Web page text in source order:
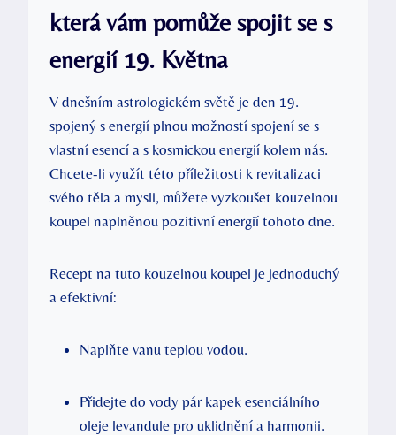
⁣která vám ⁢pomůže⁤ spojit se s
⁣energií 19. Května
V dnešním astrologickém světě je den ‌19.
spojený s energií‌ plnou možností ‌spojení se s​
vlastní esencí a s kosmickou energií kolem nás.
Chcete-li využít této příležitosti k revitalizaci
svého těla a mysli,‍ můžete vyzkoušet kouzelnou
koupel naplněnou pozitivní energií tohoto dne.
Recept na tuto kouzelnou koupel je jednoduchý
a ⁤efektivní:
Naplňte vanu teplou vodou.
Přidejte do vody pár kapek esenciálního
oleje ⁢levandule pro uklidnění a harmonii.